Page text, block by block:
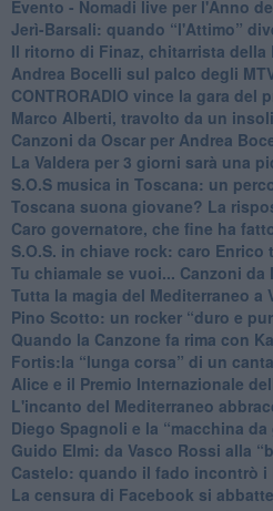
​Evento - Nomadi live per l'Anno
Jerì-Barsali: quando “l'Attimo”
Il ritorno di Finaz, chitarrista della
Andrea Bocelli sul palco degli
CONTRORADIO vince la gara del
Marco Alberti, travolto da un
Canzoni da Oscar per Andrea
La Valdera per 3 giorni sarà una
S.O.S musica in Toscana: un
​Toscana suona giovane? La
Caro governatore, che fine ha
S.O.S. in chiave rock: caro Enrico
Tu chiamale se vuoi... Canzoni da
​Tutta la magia del Mediterraneo a
​Pino Scotto: un rocker “duro e
​Quando la Canzone fa rima con
​Fortis:la “lunga corsa” di un
Alice e il Premio Internazionale
​L'incanto del Mediterraneo
​Diego Spagnoli e la “macchina da
​Guido Elmi: da Vasco Rossi alla
​Castelo: quando il fado incontrò i
La censura di Facebook si